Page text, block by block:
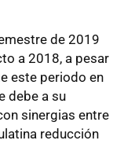
de 2019
a 2018, a pesar
este periodo en
debe a su
sinergias entre
reducción